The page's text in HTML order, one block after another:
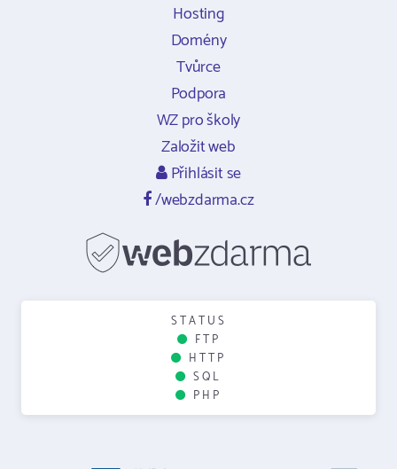
Hosting
Domény
Tvůrce
Podpora
WZ pro školy
Založit web
Přihlásit se
/webzdarma.cz
STATUS
FTP
HTTP
SQL
PHP